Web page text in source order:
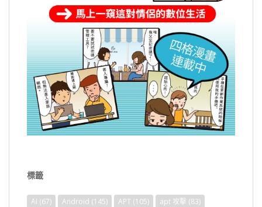
標籤
AI (67) Android (145) APT (105) apt 攻擊 (83)